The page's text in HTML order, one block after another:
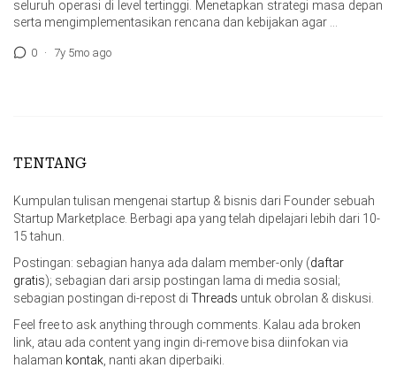
seluruh operasi di level tertinggi. Menetapkan strategi masa depan
serta mengimplementasikan rencana dan kebijakan agar …
0 · 7y 5mo ago
TENTANG
Kumpulan tulisan mengenai startup & bisnis dari Founder sebuah
Startup Marketplace. Berbagi apa yang telah dipelajari lebih dari 10-
15 tahun.
Postingan: sebagian hanya ada dalam member-only (daftar
gratis); sebagian dari arsip postingan lama di media sosial;
sebagian postingan di-repost di Threads untuk obrolan & diskusi.
Feel free to ask anything through comments. Kalau ada broken
link, atau ada content yang ingin di-remove bisa diinfokan via
halaman kontak , nanti akan diperbaiki.